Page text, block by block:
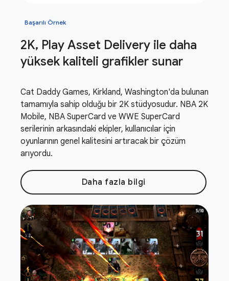
Başarılı Örnek
2K, Play Asset Delivery ile daha
yüksek kaliteli grafikler sunar
Cat Daddy Games, Kirkland, Washington'da bulunan
tamamıyla sahip olduğu bir 2K stüdyosudur. NBA 2K
Mobile, NBA SuperCard ve WWE SuperCard
serilerinin arkasındaki ekipler, kullanıcılar için
oyunlarının genel kalitesini artıracak bir çözüm
arıyordu.
Daha fazla bilgi